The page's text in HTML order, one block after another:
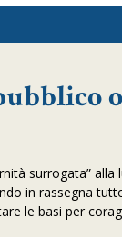
surrogata”
in rassegna
le basi per